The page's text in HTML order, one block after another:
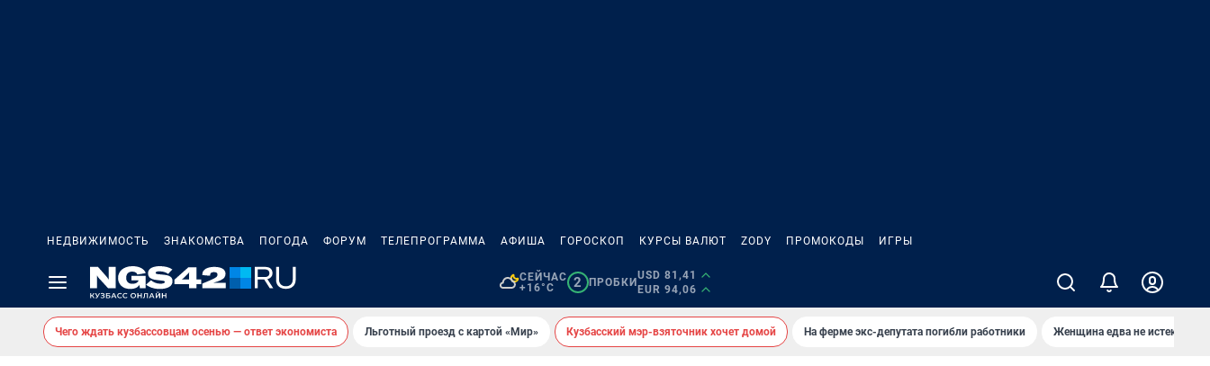
НЕДВИЖИМОСТЬ ЗНАКОМСТВА ПОГОДА ФОРУМ ТЕЛЕПРОГРАММА АФИША ГОРОСКОП КУРСЫ ВАЛЮТ ZODY ПРОМОКОДЫ ИГРЫ
СЕЙЧАС
+16°C
2 ПРОБКИ
USD 81,41
EUR 94,06
Чего ждать кузбассовцам осенью — ответ экономиста Льготный проезд с картой «Мир» Кузбасский мэр-взяточник хочет домой На ферме экс-депутата погибли работники Женщина едва не истекла